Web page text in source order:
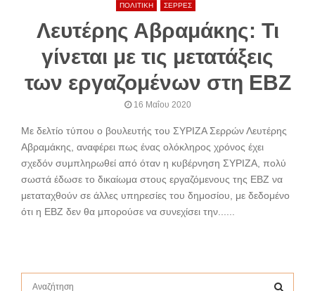
ΠΟΛΙΤΙΚΗ ΣΕΡΡΕΣ
Λευτέρης Αβραμάκης: Τι
γίνεται με τις μετατάξεις
των εργαζομένων στη ΕΒΖ
16 Μαΐου 2020
Με δελτίο τύπου ο βουλευτής του ΣΥΡΙΖΑ Σερρών Λευτέρης
Αβραμάκης, αναφέρει πως ένας ολόκληρος χρόνος έχει
σχεδόν συμπληρωθεί από όταν η κυβέρνηση ΣΥΡΙΖΑ, πολύ
σωστά έδωσε το δικαίωμα στους εργαζόμενους της ΕΒΖ να
μεταταχθούν σε άλλες υπηρεσίες του δημοσίου, με δεδομένο
ότι η ΕΒΖ δεν θα μπορούσε να συνεχίσει την......